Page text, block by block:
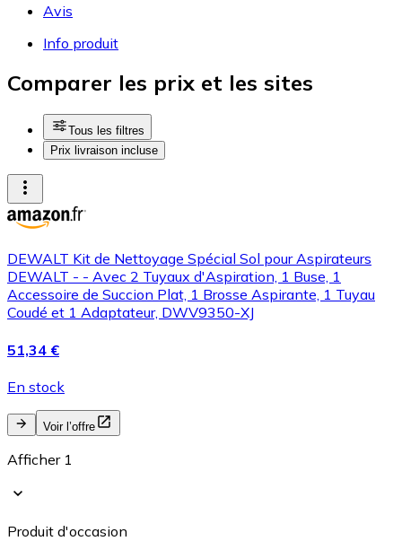
Avis
Info produit
Comparer les prix et les sites
Tous les filtres
Prix livraison incluse
DEWALT Kit de Nettoyage Spécial Sol pour Aspirateurs
DEWALT - - Avec 2 Tuyaux d'Aspiration, 1 Buse, 1
Accessoire de Succion Plat, 1 Brosse Aspirante, 1 Tuyau
Coudé et 1 Adaptateur, DWV9350-XJ
51,34 €
En stock
Voir l’offre
Afficher 1
Produit d'occasion